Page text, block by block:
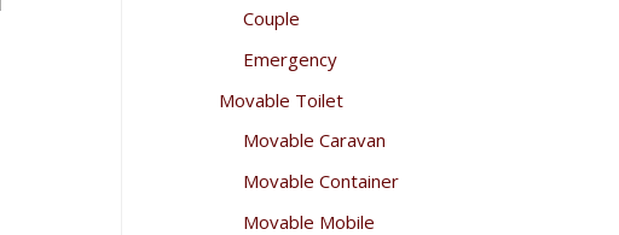
Couple
Emergency
Movable Toilet
Movable Caravan
Movable Container
Movable Mobile